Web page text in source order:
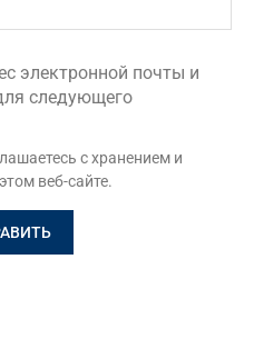
электронной почты и
следующего
с хранением и
веб-сайте.